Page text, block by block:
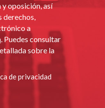
oposición, así
a
. Puedes consultar
sobre la
de privacidad